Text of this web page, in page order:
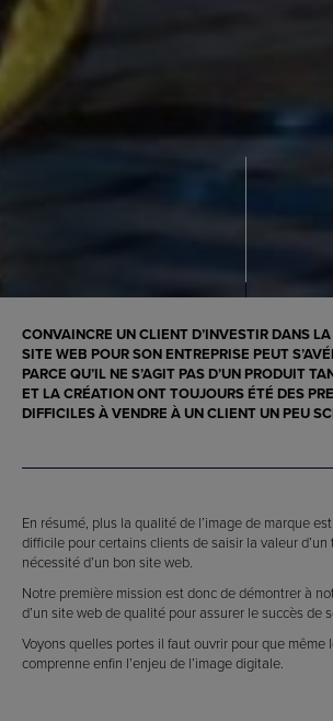
CONVAINCRE UN CLIENT D’INVESTIR DANS
SITE WEB POUR SON ENTREPRISE PEUT
PARCE QU’IL NE S’AGIT PAS D’UN PRODUIT
ET LA CRÉATION ONT TOUJOURS ÉTÉ DES
DIFFICILES À VENDRE À UN CLIENT UN PEU
En résumé, plus la qualité de l’image de marque
difficile pour certains clients de saisir la valeur
nécessité d’un bon site web.
Notre première mission est donc de démontrer à
d’un site web de qualité pour assurer le succès de
Voyons quelles portes il faut ouvrir pour que
comprenne enfin l’enjeu de l’image digitale.